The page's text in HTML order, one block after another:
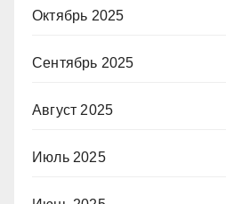
Октябрь 2025
Сентябрь 2025
Август 2025
Июль 2025